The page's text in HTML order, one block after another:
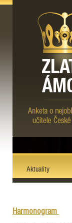
Aktuality
Harmonogram